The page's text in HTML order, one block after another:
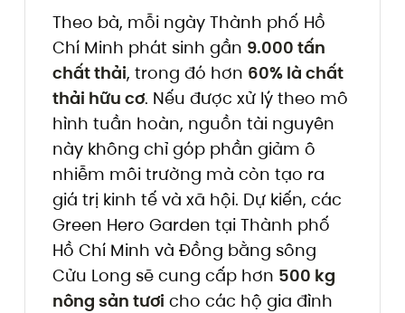
Theo bà, mỗi ngày Thành phố Hồ
Chí Minh phát sinh gần 9.000 tấn
chất thải, trong đó hơn 60% là chất
thải hữu cơ. Nếu được xử lý theo mô
hình tuần hoàn, nguồn tài nguyên
này không chỉ góp phần giảm ô
nhiễm môi trường mà còn tạo ra
giá trị kinh tế và xã hội. Dự kiến, các
Green Hero Garden tại Thành phố
Hồ Chí Minh và Đồng bằng sông
Cửu Long sẽ cung cấp hơn 500 kg
nông sản tươi cho các hộ gia đình